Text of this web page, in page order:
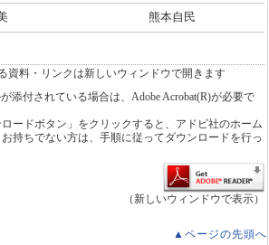
熊本自民
資料・リンクは新しいウィンドウで開きます
添付されている場合は、Adobe Acrobat(R)が必要で
ードボタン」をクリックすると、アドビ社のホーム
持ちでない方は、手順に従ってダウンロードを行っ
（新しいウィンドウで表示）
▲ページの先頭へ